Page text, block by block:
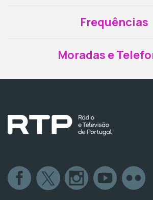
Frequências
Moradas e